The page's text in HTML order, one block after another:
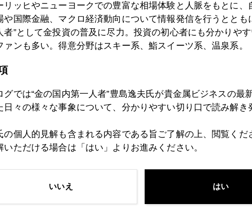
01月25日 国内金価格史上最高値更新
01月24日 中国ゼロコロナ撤廃、金への影響
01月23日 「プライベート」にご用心
01月19日 日銀は動かず、ＦＲＢはダメ押し利上げに動く
01月18日 今日は注目の日銀会合、円建て金価格乱高下に要注意
リッヒやニューヨークでの豊富な相場体験と人脈をもとに、
や国際金融、マクロ経済動向について情報発信を行うととも
者”として金投資の普及に尽力。投資の初心者にも分かりや
ァンも多い。得意分野はスキー系、鮨スイーツ系、温泉系。
グでは“金の国内第一人者”豊島逸夫氏が貴金属ビジネスの最
日々の様々な事象について、分かりやすい切り口で読み解き
の個人的見解も含まれる内容である旨ご了解の上、閲覧くだ
いただける場合は「はい」よりお進みください。
いいえ はい